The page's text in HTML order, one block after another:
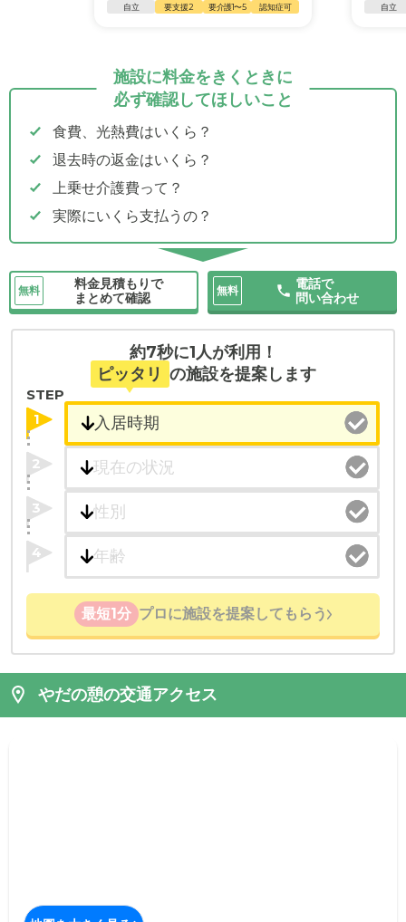
自立 要支援2 要介護1〜5 認知症可 自立
施設に料金をきくときに
必ず確認してほしいこと
食費、光熱費はいくら？
退去時の返金はいくら？
上乗せ介護費って？
実際にいくら支払うの？
無料
料金見積もりで
まとめて確認
無料
電話で
問い合わせ
約7秒に1人が利用！
ピッタリ の施設を提案します
STEP
1
2
3
4
最短1分 プロに施設を提案してもらう
やだの憩の交通アクセス